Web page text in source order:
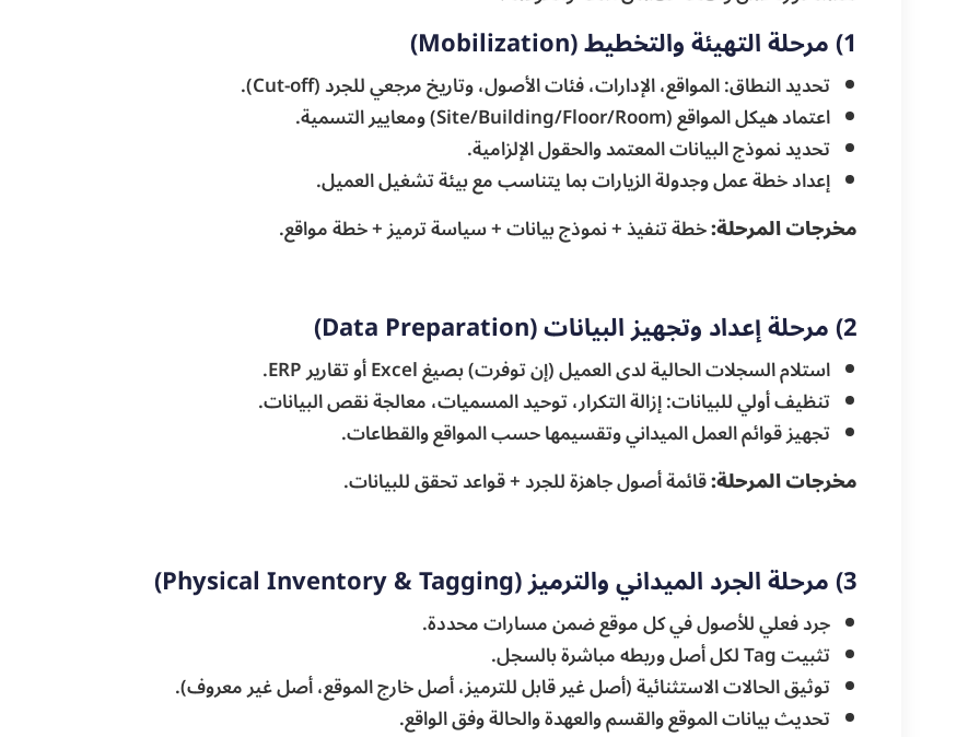
1) مرحلة التهيئة والتخطيط (Mobilization)
تحديد النطاق: المواقع، الإدارات، فئات الأصول، وتاريخ مرجعي للجرد (Cut-off).
اعتماد هيكل المواقع (Site/Building/Floor/Room) ومعايير التسمية.
تحديد نموذج البيانات المعتمد والحقول الإلزامية.
إعداد خطة عمل وجدولة الزيارات بما يتناسب مع بيئة تشغيل العميل.
مخرجات المرحلة:خطة تنفيذ + نموذج بيانات + سياسة ترميز + خطة مواقع.
2) مرحلة إعداد وتجهيز البيانات (Data Preparation)
استلام السجلات الحالية لدى العميل (إن توفرت) بصيغ Excel أو تقارير ERP.
تنظيف أولي للبيانات: إزالة التكرار، توحيد المسميات، معالجة نقص البيانات.
تجهيز قوائم العمل الميداني وتقسيمها حسب المواقع والقطاعات.
مخرجات المرحلة:قائمة أصول جاهزة للجرد + قواعد تحقق للبيانات.
3) مرحلة الجرد الميداني والترميز (Physical Inventory & Tagging)
جرد فعلي للأصول في كل موقع ضمن مسارات محددة.
تثبيت Tag لكل أصل وربطه مباشرة بالسجل.
توثيق الحالات الاستثنائية (أصل غير قابل للترميز، أصل خارج الموقع، أصل غير معروف).
تحديث بيانات الموقع والقسم والعهدة والحالة وفق الواقع.